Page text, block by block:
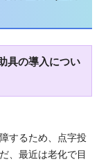
具の導入につい
するため、点字投
、最近は老化で目